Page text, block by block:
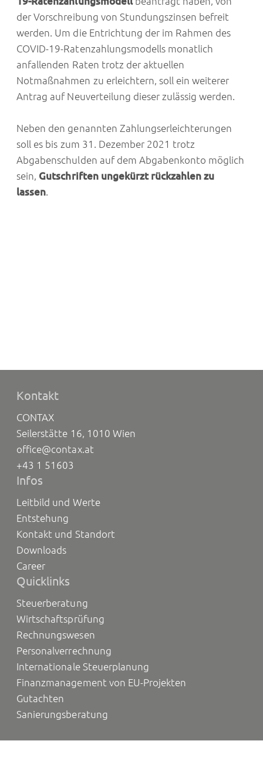
der Vorschreibung von Stundungszinsen befreit
werden. Um die Entrichtung der im Rahmen des
COVID-19-Ratenzahlungsmodells monatlich
anfallenden Raten trotz der aktuellen
Notmaßnahmen zu erleichtern, soll ein weiterer
Antrag auf Neuverteilung dieser zulässig werden.
Neben den genannten Zahlungserleichterungen
soll es bis zum 31. Dezember 2021 trotz
Abgabenschulden auf dem Abgabenkonto möglich
sein, Gutschriften ungekürzt rückzahlen zu
lassen.
Kontakt
CONTAX
Seilerstätte 16, 1010 Wien
office@contax.at
+43 1 51603
Infos
Leitbild und Werte
Entstehung
Kontakt und Standort
Downloads
Career
Quicklinks
Steuerberatung
Wirtschaftsprüfung
Rechnungswesen
Personalverrechnung
Internationale Steuerplanung
Finanzmanagement von EU-Projekten
Gutachten
Sanierungsberatung